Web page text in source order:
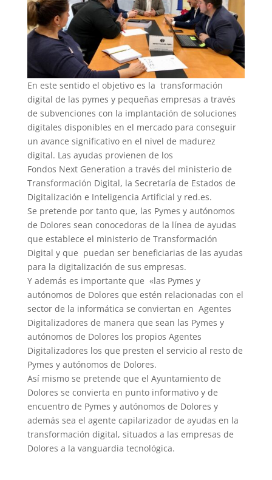
En este sentido el objetivo es la transformación
digital de las pymes y pequeñas empresas a través
de subvenciones con la implantación de soluciones
digitales disponibles en el mercado para conseguir
un avance significativo en el nivel de madurez
digital. Las ayudas provienen de los
Fondos Next Generation a través del ministerio de
Transformación Digital, la Secretaría de Estados de
Digitalización e Inteligencia Artificial y red.es.
Se pretende por tanto que, las Pymes y autónomos
de Dolores sean conocedoras de la línea de ayudas
que establece el ministerio de Transformación
Digital y que puedan ser beneficiarias de las ayudas
para la digitalización de sus empresas.
Y además es importante que «las Pymes y
autónomos de Dolores que estén relacionadas con el
sector de la informática se conviertan en Agentes
Digitalizadores de manera que sean las Pymes y
autónomos de Dolores los propios Agentes
Digitalizadores los que presten el servicio al resto de
Pymes y autónomos de Dolores.
Así mismo se pretende que el Ayuntamiento de
Dolores se convierta en punto informativo y de
encuentro de Pymes y autónomos de Dolores y
además sea el agente capilarizador de ayudas en la
transformación digital, situados a las empresas de
Dolores a la vanguardia tecnológica.